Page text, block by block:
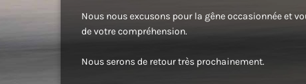
Nous nous excusons pour la gêne occasionnée et
de votre compréhension.
Nous serons de retour très prochainement.